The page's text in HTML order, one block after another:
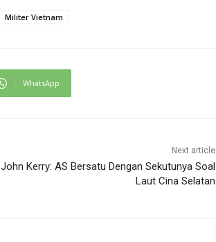
Militer Vietnam
WhatsApp
Next article
John Kerry: AS Bersatu Dengan Sekutunya Soal
Laut Cina Selatan